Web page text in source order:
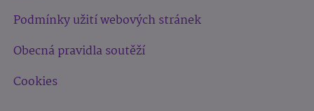
Podmínky užití webových stránek
Obecná pravidla soutěží
Cookies